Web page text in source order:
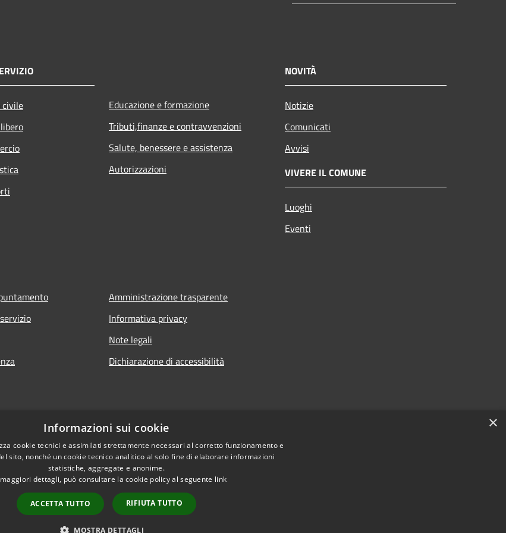
civile
Educazione e formazione
Tributi,finanze e contravvenzioni
Salute, benessere e assistenza
Autorizzazioni
NOVITÀ
Notizie
Comunicati
Avvisi
VIVERE IL COMUNE
Luoghi
Eventi
Amministrazione trasparente
Informativa privacy
Note legali
Dichiarazione di accessibilità
Copyright © 2026 • Comune di Collevecchio • Powered by
×
Informazioni sui cookie
cookie tecnici e assimilati strettamente necessari al corretto funzionamento e
sito, nonché un cookie tecnico analitico al solo fine di elaborare informazioni
statistiche, aggregate e anonime.
dettagli, può consultare la cookie policy al seguente link
ACCETTA TUTTO RIFIUTA TUTTO
MOSTRA DETTAGLI